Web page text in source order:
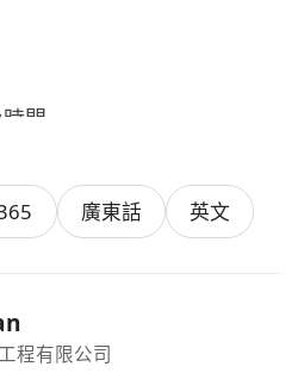
間
人力資源部陳小姐
保密，只作招聘用途)
廣東話 英文
程有限公司